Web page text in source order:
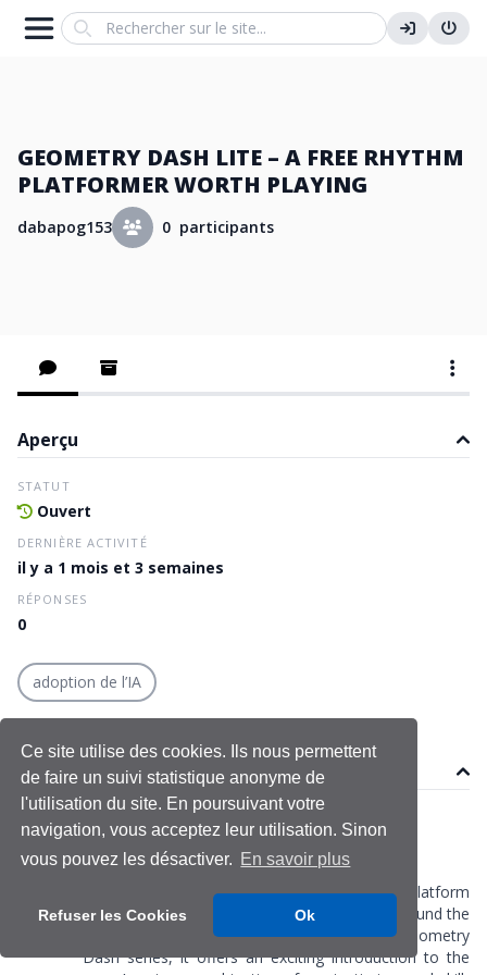
Ce site utilise des cookies. Ils nous permettent
de faire un suivi statistique anonyme de
l'utilisation du site. En poursuivant votre
navigation, vous acceptez leur utilisation. Sinon
vous pouvez les désactiver. En savoir plus
Refuser les Cookies Ok
Search
GEOMETRY DASH LITE – A FREE RHYTHM
PLATFORMER WORTH PLAYING
dabapog153 0 participants
Aperçu
STATUT
Ouvert
DERNIÈRE ACTIVITÉ
il y a 1 mois et 3 semaines
RÉPONSES
0
adoption de l’IA
Sujet
dabapog153
Dernière modification le 18 juin 2026
Geometry Dash Liteis a fast-paced rhythm platform
game that has attracted millions of players around the
world. As the free version of the popular Geometry
Dash series, it offers an exciting introduction to the